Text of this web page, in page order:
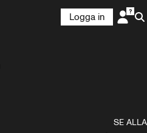
Logga in
SE ALLA